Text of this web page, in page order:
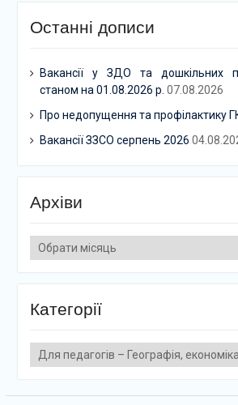
Останні дописи
Вакансії у ЗДО та дошкільних
станом на 01.08.2026 р. 07.08.2026
Про недопущення та профілактику
Вакансії ЗЗСО серпень 2026
Архіви
Архіви
Категорії
Категорії